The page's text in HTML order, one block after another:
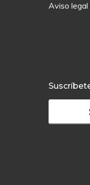
Aviso legal